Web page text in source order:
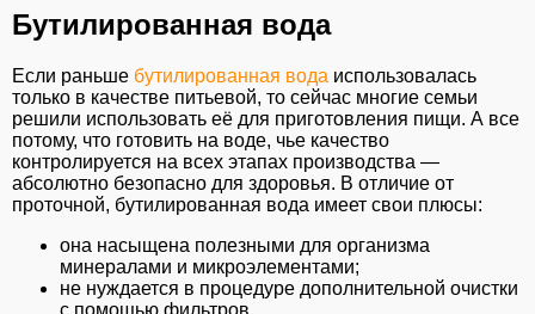
Бутилированная вода
Если раньше бутилированная вода использовалась
только в качестве питьевой, то сейчас многие семьи
решили использовать её для приготовления пищи. А все
потому, что готовить на воде, чье качество
контролируется на всех этапах производства —
абсолютно безопасно для здоровья. В отличие от
проточной, бутилированная вода имеет свои плюсы:
она насыщена полезными для организма
минералами и микроэлементами;
не нуждается в процедуре дополнительной очистки
с помощью фильтров.